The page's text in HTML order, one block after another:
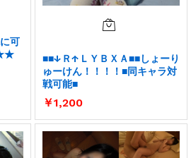
可
■■↓Ｒ↑ＬＹＢＸＡ■■しょーり
ゅーけん！！！！■同キャラ対
戦可能■
￥1,200